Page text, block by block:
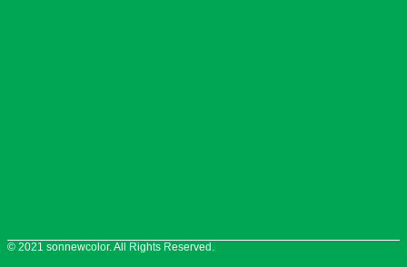
© 2021 sonnewcolor. All Rights Reserved.